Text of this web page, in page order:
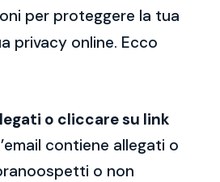
per proteggere la tua
privacy online. Ecco
o cliccare su link
contiene allegati o
o non